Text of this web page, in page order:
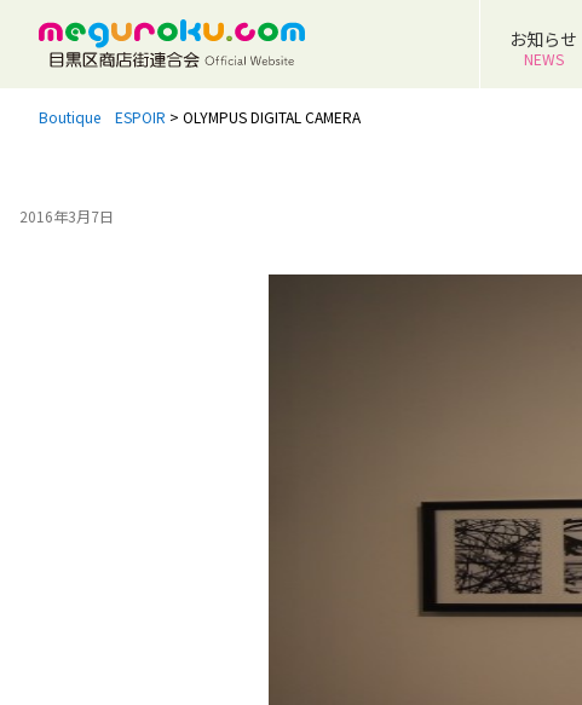
お知らせ
NEWS
Boutique ESPOIR > OLYMPUS DIGITAL CAMERA
2016年3月7日